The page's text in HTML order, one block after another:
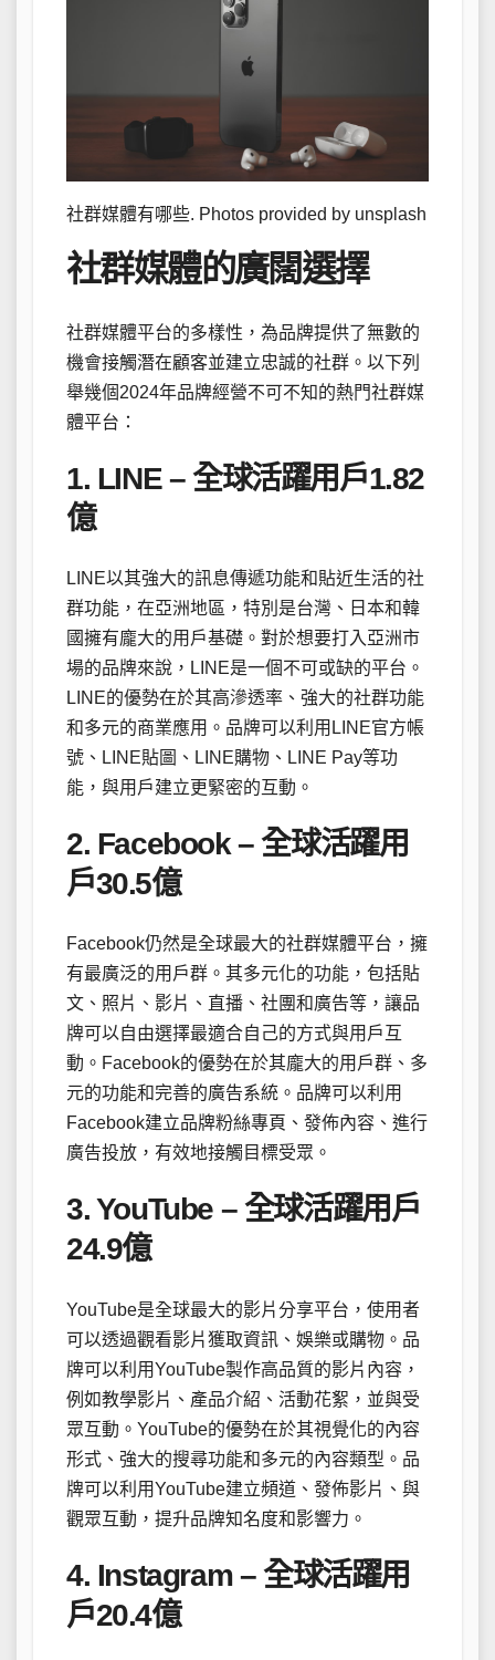
社群媒體有哪些. Photos provided by unsplash
社群媒體的廣闊選擇
社群媒體平台的多樣性，為品牌提供了無數的
機會接觸潛在顧客並建立忠誠的社群。以下列
舉幾個2024年品牌經營不可不知的熱門社群媒
體平台：
1. LINE – 全球活躍用戶1.82
億
LINE以其強大的訊息傳遞功能和貼近生活的社
群功能，在亞洲地區，特別是台灣、日本和韓
國擁有龐大的用戶基礎。對於想要打入亞洲市
場的品牌來說，LINE是一個不可或缺的平台。
LINE的優勢在於其高滲透率、強大的社群功能
和多元的商業應用。品牌可以利用LINE官方帳
號、LINE貼圖、LINE購物、LINE Pay等功
能，與用戶建立更緊密的互動。
2. Facebook – 全球活躍用
戶30.5億
Facebook仍然是全球最大的社群媒體平台，擁
有最廣泛的用戶群。其多元化的功能，包括貼
文、照片、影片、直播、社團和廣告等，讓品
牌可以自由選擇最適合自己的方式與用戶互
動。Facebook的優勢在於其龐大的用戶群、多
元的功能和完善的廣告系統。品牌可以利用
Facebook建立品牌粉絲專頁、發佈內容、進行
廣告投放，有效地接觸目標受眾。
3. YouTube – 全球活躍用戶
24.9億
YouTube是全球最大的影片分享平台，使用者
可以透過觀看影片獲取資訊、娛樂或購物。品
牌可以利用YouTube製作高品質的影片內容，
例如教學影片、產品介紹、活動花絮，並與受
眾互動。YouTube的優勢在於其視覺化的內容
形式、強大的搜尋功能和多元的內容類型。品
牌可以利用YouTube建立頻道、發佈影片、與
觀眾互動，提升品牌知名度和影響力。
4. Instagram – 全球活躍用
戶20.4億